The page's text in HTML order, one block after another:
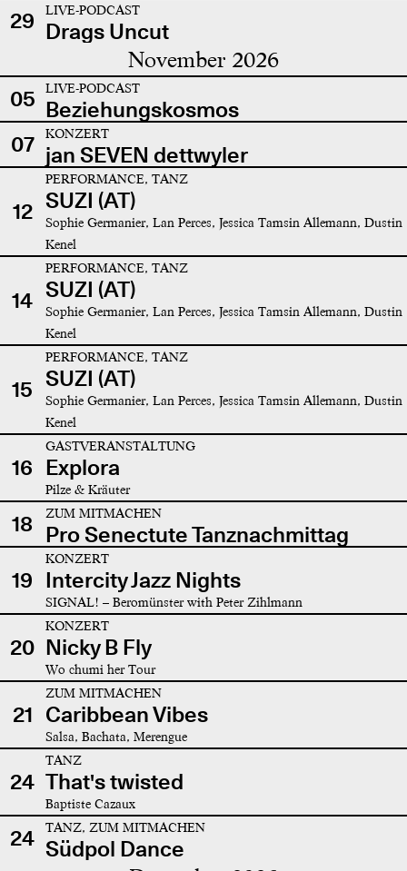
29
LIVE-PODCAST
Drags Uncut
November 2026
05 LIVE-PODCAST
Beziehungskosmos
07
KONZERT
jan SEVEN dettwyler
12
PERFORMANCE, TANZ
SUZI (AT)
Sophie Germanier, Lan Perces, Jessica Tamsin Allemann, Dustin
Kenel
14
PERFORMANCE, TANZ
SUZI (AT)
Sophie Germanier, Lan Perces, Jessica Tamsin Allemann, Dustin
Kenel
15
PERFORMANCE, TANZ
SUZI (AT)
Sophie Germanier, Lan Perces, Jessica Tamsin Allemann, Dustin
Kenel
16
GASTVERANSTALTUNG
Explora
Pilze & Kräuter
18 ZUM MITMACHEN
Pro Senectute Tanznachmittag
19
KONZERT
Intercity Jazz Nights
SIGNAL! – Beromünster with Peter Zihlmann
20
KONZERT
Nicky B Fly
Wo chumi her Tour
21
ZUM MITMACHEN
Caribbean Vibes
Salsa, Bachata, Merengue
24
TANZ
That's twisted
Baptiste Cazaux
24 TANZ, ZUM MITMACHEN
Südpol Dance